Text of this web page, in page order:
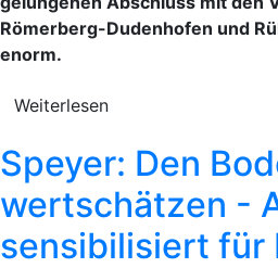
Römerberg-Dudenhofen und
enorm.
Weiterlesen
Speyer: Den
wertschätzen -
sensibilisiert für